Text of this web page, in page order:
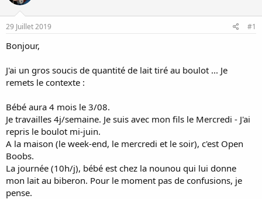
é
e
p
r
é
29 Juillet 2019 #1
Bonjour,
J'ai un gros soucis de quantité de lait tiré au boulot ... Je
remets le contexte :
Bébé aura 4 mois le 3/08.
Je travailles 4j/semaine. Je suis avec mon fils le Mercredi - J'ai
repris le boulot mi-juin.
A la maison (le week-end, le mercredi et le soir), c'est Open
Boobs.
La journée (10h/j), bébé est chez la nounou qui lui donne
mon lait au biberon. Pour le moment pas de confusions, je
pense.